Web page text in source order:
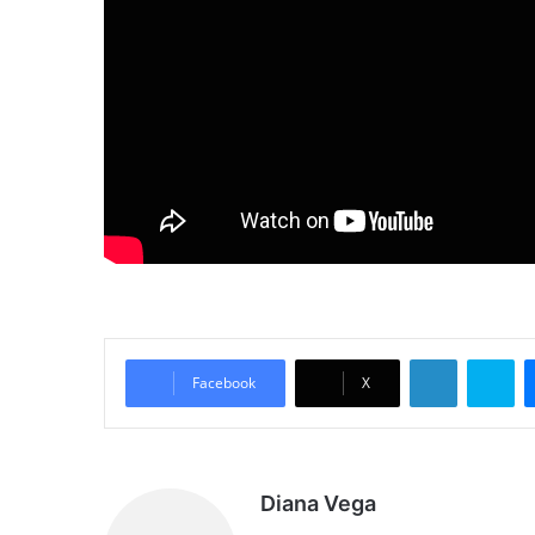
Facebook X
LinkedIn
Diana Vega